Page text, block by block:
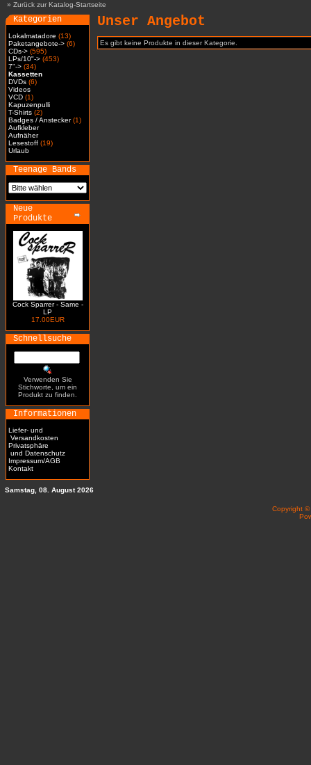
» Zurück zur Katalog-Startseite
Kategorien
Lokalmatadore (13)
Paketangebote-> (6)
CDs-> (595)
LPs/10"-> (453)
7"-> (34)
Kassetten
DVDs (6)
Videos
VCD (1)
Kapuzenpulli
T-Shirts (2)
Badges / Anstecker(1)
Aufkleber
Aufnäher
Lesestoff (19)
Urlaub
Teenage Bands
Neue
Produkte
Cock Sparrer - Same -
LP
17.00EUR
Schnellsuche
Verwenden Sie
Stichworte, um ein
Produkt zu finden.
Informationen
Liefer- und
Versandkosten
Privatsphäre
und Datenschutz
Impressum/AGB
Kontakt
Unser Angebot
Es gibt keine Produkte in dieser Kategorie.
Samstag, 08. August 2026
Copyright